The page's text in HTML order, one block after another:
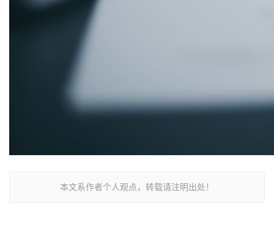
本文系作者个人观点，转载请注明出处！